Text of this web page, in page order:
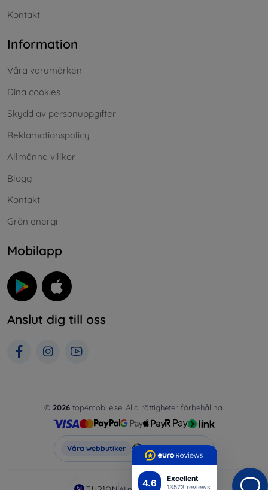
4.6 Excellent
13573 reviews
Kontakt
Information
Våra varumärken
Dina cookies
Skydd av personuppgifter
Reklamationspolicy
Allmänna villkor
Blogg
Kontakt
Grön energi
Mobilapp
Anslut dig till oss
© 2026 top4mobile.se. Alla rättigheter förbehållna.
Våra webbutiker Top4Mobile.se